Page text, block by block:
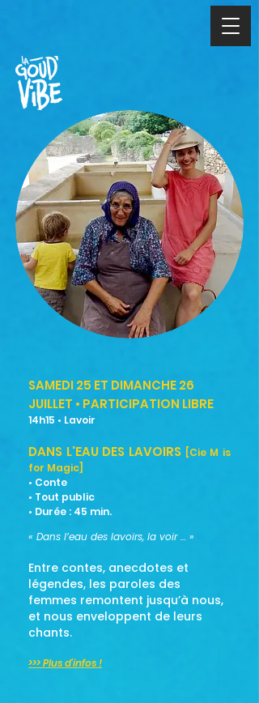
SAMEDI 25 ET DIMANCHE 26
JUILLET • PARTICIPATION LIBRE
14h15 • Lavoir
DANS L'EAU DES LAVOIRS [Cie M is
for Magic]
• Conte
• Tout public
• Durée : 45 min.
« Dans l’eau des lavoirs, la voir … »
Entre contes, anecdotes et
légendes, les paroles des
femmes remontent jusqu’à nous,
et nous enveloppent de leurs
chants.
>>> Plus d'infos !